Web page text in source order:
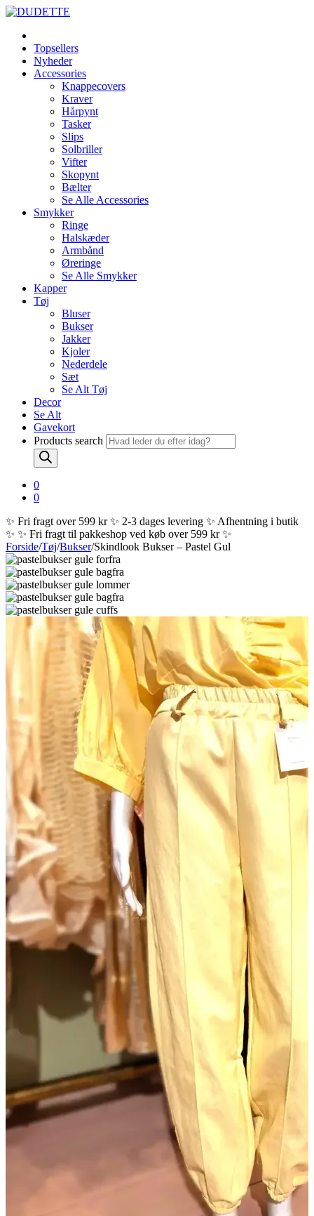
Topsellers
Nyheder
Accessories
Knappecovers
Kraver
Hårpynt
Tasker
Slips
Solbriller
Vifter
Skopynt
Bælter
Se Alle Accessories
Smykker
Ringe
Halskæder
Armbånd
Øreringe
Se Alle Smykker
Kapper
Tøj
Bluser
Bukser
Jakker
Kjoler
Nederdele
Sæt
Se Alt Tøj
Decor
Se Alt
Gavekort
Products search
0
0
✨ Fri fragt over 599 kr ✨ 2-3 dages levering ✨ Afhentning i butik
✨ ✨ Fri fragt til pakkeshop ved køb over 599 kr ✨
Forside/Tøj/Bukser/Skindlook Bukser – Pastel Gul